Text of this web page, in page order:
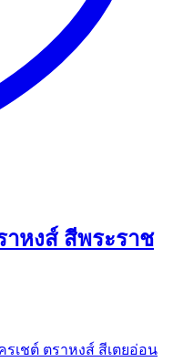
าหงส์ สีพระราช